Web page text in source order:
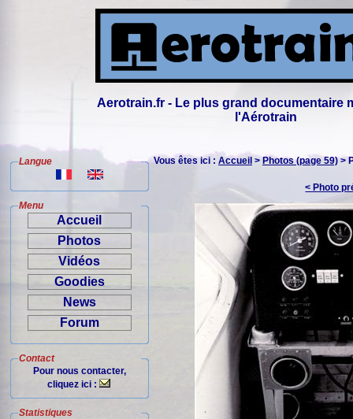
Aerotrain.fr - Le plus grand documentaire
l'Aérotrain
Langue
Menu
Accueil
Photos
Vidéos
Goodies
News
Forum
Contact
Pour nous contacter,
cliquez ici :
Statistiques
Vous êtes ici : Accueil > Photos (page 59) >
< Photo